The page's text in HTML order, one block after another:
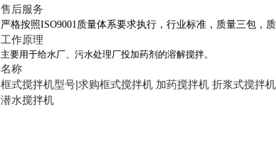
售后服务
严格按照ISO9001质量体系要求执行，行业标准，质量三包，
工作原理
主要用于给水厂、污水处理厂投加药剂的溶解搅拌。
名称
框式搅拌机型号|求购框式搅拌机 加药搅拌机 折浆式搅拌
潜水搅拌机